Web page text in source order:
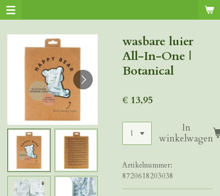
Ga
direct
wasbare luier
All-In-One |
Botanical
€ 13,95
In
winkelwagen
Artikelnummer:
8720618203038